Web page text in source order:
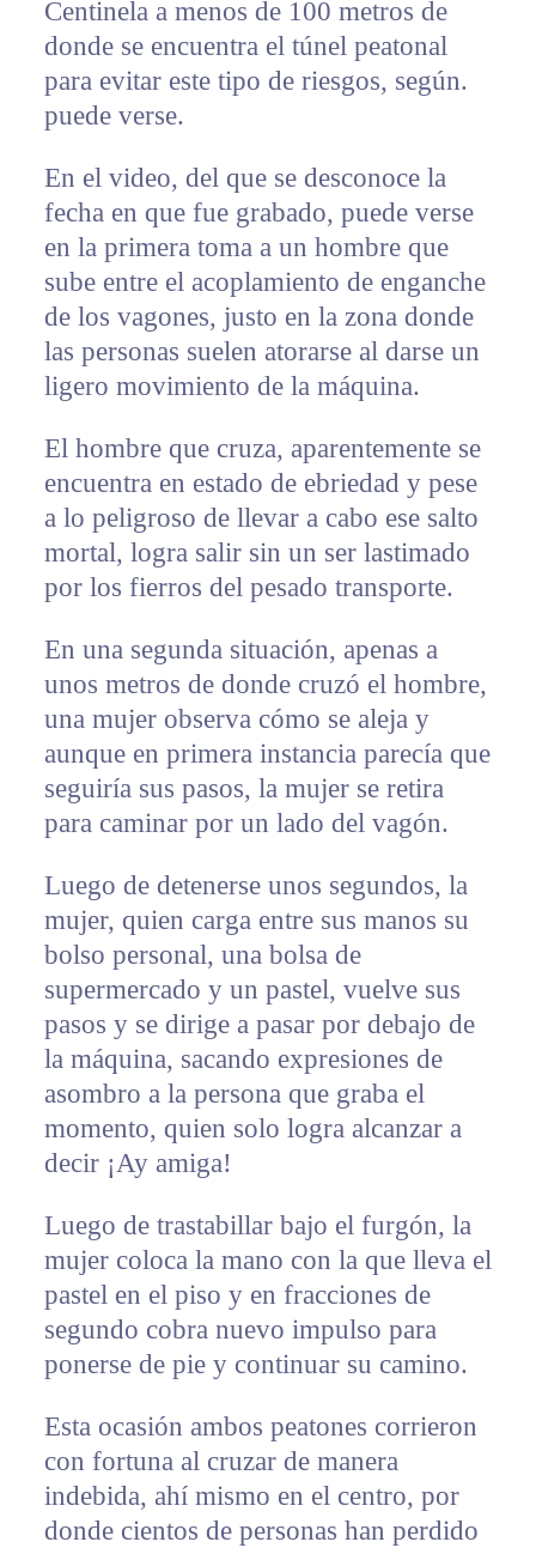
Centinela a menos de 100 metros de
donde se encuentra el túnel peatonal
para evitar este tipo de riesgos, según.
puede verse.
En el video, del que se desconoce la
fecha en que fue grabado, puede verse
en la primera toma a un hombre que
sube entre el acoplamiento de enganche
de los vagones, justo en la zona donde
las personas suelen atorarse al darse un
ligero movimiento de la máquina.
El hombre que cruza, aparentemente se
encuentra en estado de ebriedad y pese
a lo peligroso de llevar a cabo ese salto
mortal, logra salir sin un ser lastimado
por los fierros del pesado transporte.
En una segunda situación, apenas a
unos metros de donde cruzó el hombre,
una mujer observa cómo se aleja y
aunque en primera instancia parecía que
seguiría sus pasos, la mujer se retira
para caminar por un lado del vagón.
Luego de detenerse unos segundos, la
mujer, quien carga entre sus manos su
bolso personal, una bolsa de
supermercado y un pastel, vuelve sus
pasos y se dirige a pasar por debajo de
la máquina, sacando expresiones de
asombro a la persona que graba el
momento, quien solo logra alcanzar a
decir ¡Ay amiga!
Luego de trastabillar bajo el furgón, la
mujer coloca la mano con la que lleva el
pastel en el piso y en fracciones de
segundo cobra nuevo impulso para
ponerse de pie y continuar su camino.
Esta ocasión ambos peatones corrieron
con fortuna al cruzar de manera
indebida, ahí mismo en el centro, por
donde cientos de personas han perdido